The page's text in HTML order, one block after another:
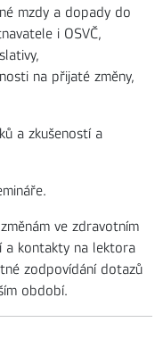
mzdy a dopady do
i OSVČ,
na přijaté změny,
a zkušeností a
ve zdravotním
a kontakty na lektora
zodpovídání dotazů
období.